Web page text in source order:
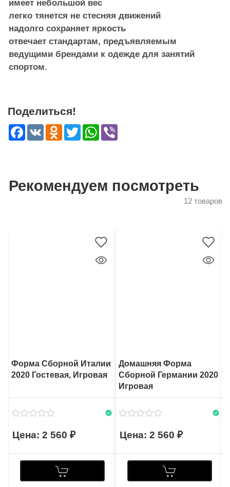
имеет небольшой вес
легко тянется не стесняя движений
надолго сохраняет яркость
отвечает стандартам, предъявляемым
ведущими брендами к одежде для занятий
спортом.
Поделиться!
Facebook
VK Odnoklassniki
TwitterWhatsApp
Рекомендуем посмотреть
12 товаров
Форма Сборной Италии
2020 Гостевая, Игровая
2 560
Домашняя Форма
Сборной Германии 2020
Игровая
2 560